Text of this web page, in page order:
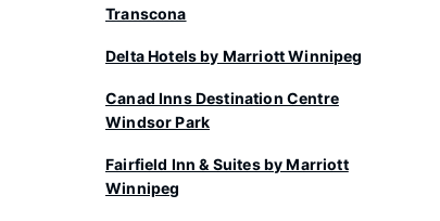
Transcona
Delta Hotels by Marriott Winnipeg
Canad Inns Destination Centre
Windsor Park
Fairfield Inn & Suites by Marriott
Winnipeg